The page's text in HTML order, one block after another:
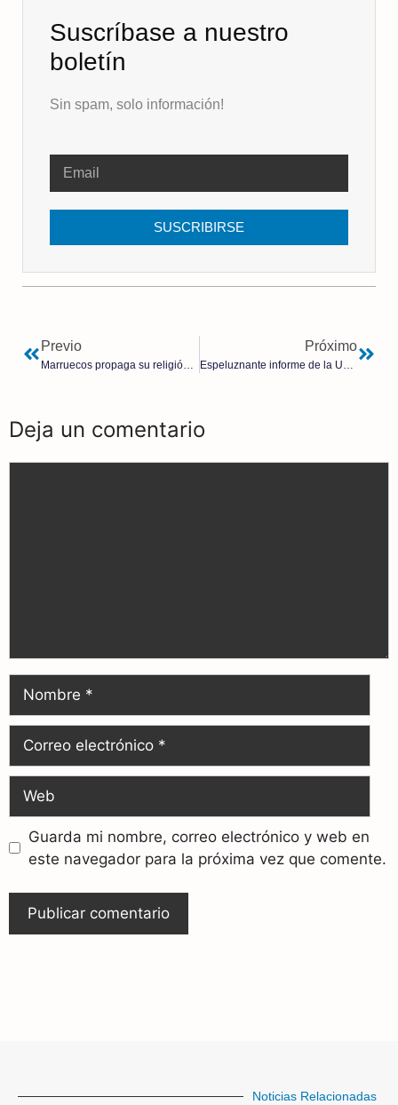
Suscríbase a nuestro
boletín
Sin spam, solo información!
SUSCRIBIRSE
Previo Próximo
Deja un comentario
Guarda mi nombre, correo electrónico y web en
este navegador para la próxima vez que comente.
Noticias Relacionadas